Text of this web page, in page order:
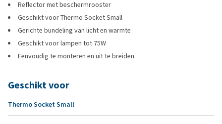
Reflector met beschermrooster
Geschikt voor Thermo Socket Small
Gerichte bundeling van licht en warmte
Geschikt voor lampen tot 75W
Eenvoudig te monteren en uit te breiden
Geschikt voor
Thermo Socket Small